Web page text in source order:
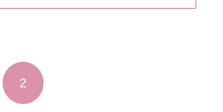
2